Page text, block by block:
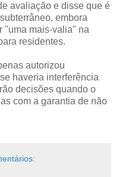
avaliação e disse que é
embora
"uma mais-valia" na
residentes.
autorizou
haveria interferência
decisões quando o
com a garantia de não